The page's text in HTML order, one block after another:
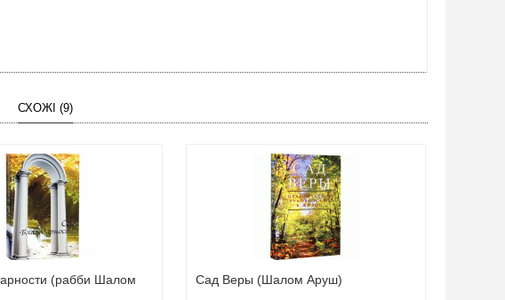
СХОЖІ (9)
(рабби Шалом
Сад Веры (Шалом Аруш)